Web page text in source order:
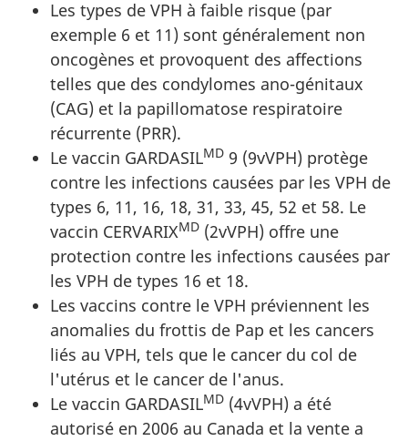
Les types de VPH à faible risque (par
exemple 6 et 11) sont généralement non
oncogènes et provoquent des affections
telles que des condylomes ano-génitaux
(CAG) et la papillomatose respiratoire
récurrente (PRR).
Le vaccin GARDASILMD 9 (9vVPH) protège
contre les infections causées par les VPH de
types 6, 11, 16, 18, 31, 33, 45, 52 et 58. Le
vaccin CERVARIXMD (2vVPH) offre une
protection contre les infections causées par
les VPH de types 16 et 18.
Les vaccins contre le VPH préviennent les
anomalies du frottis de Pap et les cancers
liés au VPH, tels que le cancer du col de
l'utérus et le cancer de l'anus.
Le vaccin GARDASILMD (4vVPH) a été
autorisé en 2006 au Canada et la vente a